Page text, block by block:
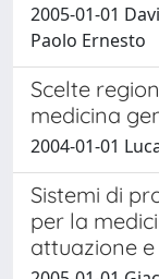
2005-01-01
Paolo Ernesto
Scelte
medicina
2004-01-01
Sistemi di
per la
attuazione